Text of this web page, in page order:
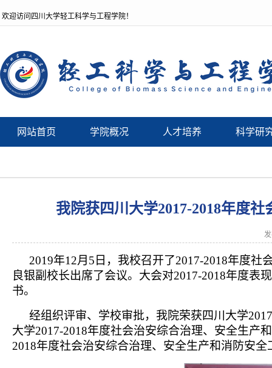
欢迎访问四川大学轻工科学与工程学院！
网站首页 学院概况 人才培养 科学研
我院获四川大学2017-2018年度
2019年12月 5 日，我校召开了2017-2018年度社
良银副校长出席了会议。大会对2017-2018年度表
书。
经组织评审、学校审批，我院荣获四川大学
大学2017-2018年度社会治安综合治理、安全生产
2018年度社会治安综合治理、安全生产和消防安全